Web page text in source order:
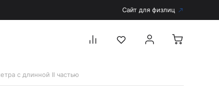
Сайт для физлиц
с длинной II частью